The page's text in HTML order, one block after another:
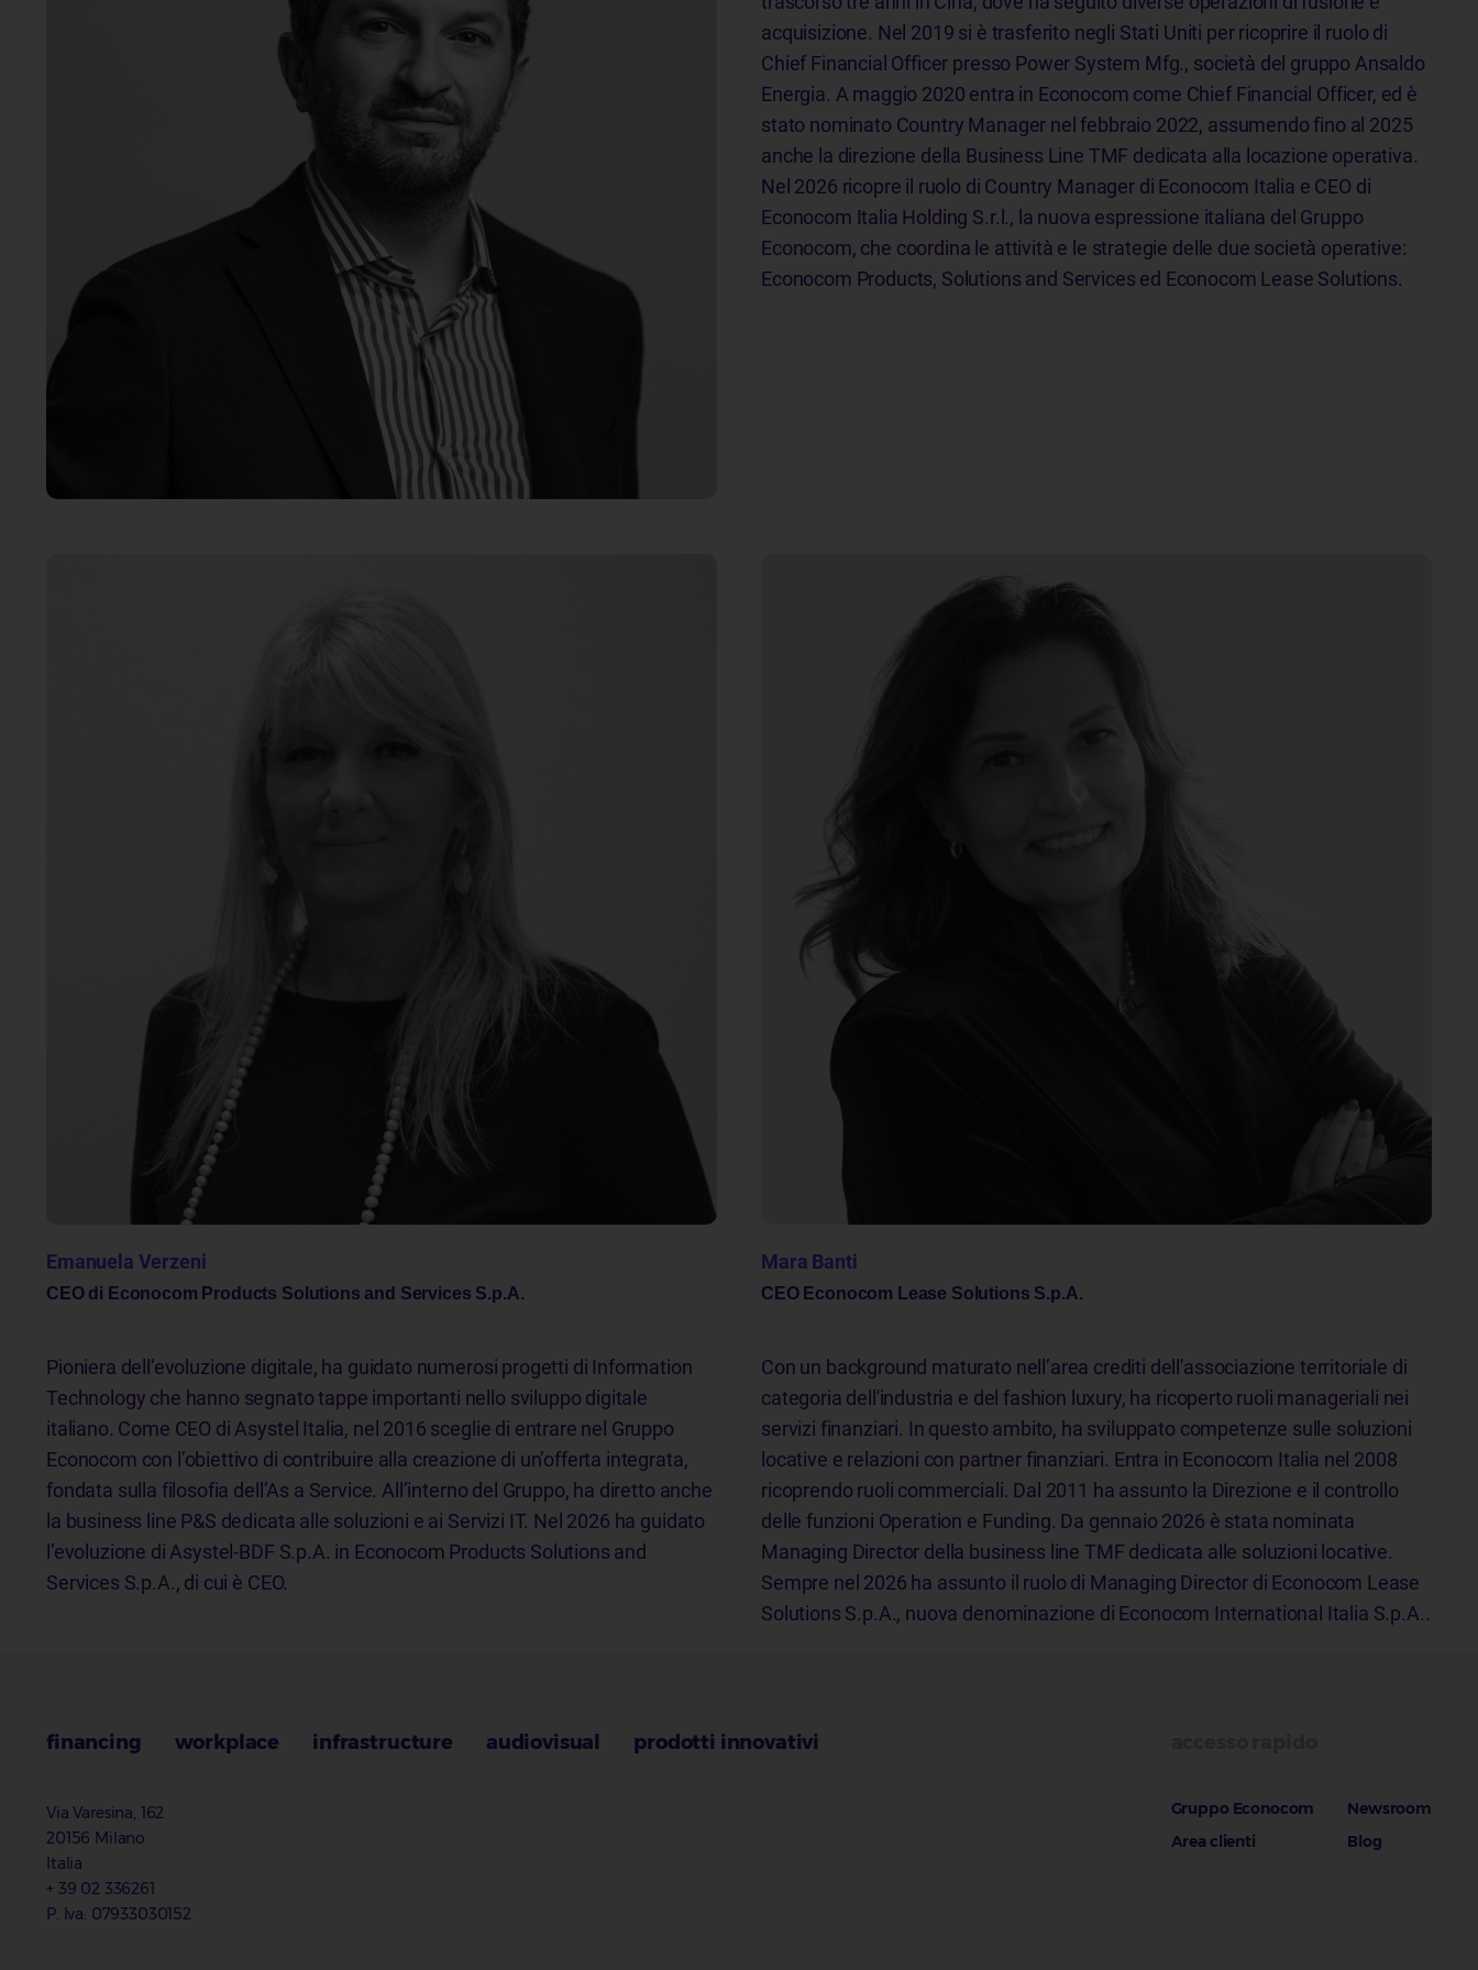
acquisizione. Nel 2019 si è trasferito negli Stati Uniti per ricoprire il ruolo di
Chief Financial Officer presso Power System Mfg., società del gruppo Ansaldo
Energia. A maggio 2020 entra in Econocom come Chief Financial Officer, ed è
stato nominato Country Manager nel febbraio 2022, assumendo fino al 2025
anche la direzione della Business Line TMF dedicata alla locazione operativa.
Nel 2026 ricopre il ruolo di Country Manager di Econocom Italia e CEO di
Econocom Italia Holding S.r.l., la nuova espressione italiana del Gruppo
Econocom, che coordina le attività e le strategie delle due società operative:
Econocom Products, Solutions and Services ed Econocom Lease Solutions.
Emanuela Verzeni
CEO di Econocom Products Solutions and Services S.p.A.
Pioniera dell’evoluzione digitale, ha guidato numerosi progetti di Information
Technology che hanno segnato tappe importanti nello sviluppo digitale
italiano. Come CEO di Asystel Italia, nel 2016 sceglie di entrare nel Gruppo
Econocom con l’obiettivo di contribuire alla creazione di un’offerta integrata,
fondata sulla filosofia dell’As a Service. All’interno del Gruppo, ha diretto anche
la business line P&S dedicata alle soluzioni e ai Servizi IT. Nel 2026 ha guidato
l’evoluzione di Asystel-BDF S.p.A. in Econocom Products Solutions and
Services S.p.A., di cui è CEO.
Mara Banti
CEO Econocom Lease Solutions S.p.A.
Con un background maturato nell’area crediti dell'associazione territoriale di
categoria dell'industria e del fashion luxury, ha ricoperto ruoli manageriali nei
servizi finanziari. In questo ambito, ha sviluppato competenze sulle soluzioni
locative e relazioni con partner finanziari. Entra in Econocom Italia nel 2008
ricoprendo ruoli commerciali. Dal 2011 ha assunto la Direzione e il controllo
delle funzioni Operation e Funding. Da gennaio 2026 è stata nominata
Managing Director della business line TMF dedicata alle soluzioni locative.
Sempre nel 2026 ha assunto il ruolo di Managing Director di Econocom Lease
Solutions S.p.A., nuova denominazione di Econocom International Italia S.p.A..
financing workplace infrastructure audiovisual prodotti innovativi
Via Varesina, 162
20156 Milano
Italia
+ 39 02 336261
P. Iva: 07933030152
Gruppo Econocom
Area clienti
Newsroom
Blog